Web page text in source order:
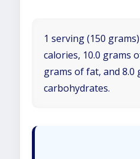
1 serving (150
calories, 10.0 grams
grams of fat, and 8.0
carbohydrates.